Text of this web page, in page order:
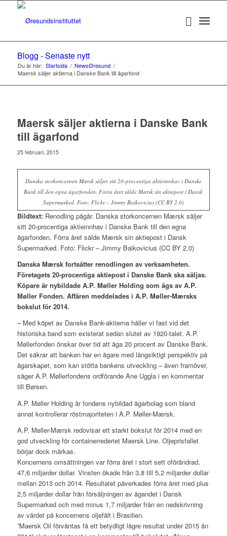
Blogg - Senaste nytt
Du är här: Startsida / NewsØresund /
Maersk säljer aktierna i Danske Bank till ägarfond
Maersk säljer aktierna i Danske Bank
till ägarfond
25 februari, 2015
Danska storkoncernen Mærsk säljer sitt 20-procentiga aktieinnhav i Danske
Bank till den egna ägarfonden. Förra året sålde Mærsk sin aktiepost i Dansk
Supermarked. Foto: Flickr – Jimmy Baikovicius (CC BY 2.0)
Bildtext:Renodling pågår. Danska storkoncernen Mærsk säljer
sitt 20-procentiga aktieinnhav i Danske Bank till den egna
ägarfonden. Förra året sålde Mærsk sin aktiepost i Dansk
Supermarked. Foto: Flickr – Jimmy Baikovicius (CC BY 2.0)
Danska Mærsk fortsätter renodlingen av verksamheten.
Företagets 20-procentiga aktiepost i Danske Bank ska säljas.
Köpare är nybildade A.P. Møller Holding som ägs av A.P.
Møller Fonden. Affären meddelades i A.P. Møller-Mærsks
bokslut för 2014.
– Med köpet av Danske Bank-aktierna håller vi fast vid det
historiska band som existerat sedan slutet av 1920-talet. A.P.
Møllerfonden önskar över tid att äga 20 procent av Danske Bank.
Det säkrar att banken har en ägare med långsiktigt perspektiv på
ägarskapet, som kan stötta bankens utveckling – även framöver,
säger A.P. Møllerfondens ordförande Ane Uggla i en kommentar
till Børsen.
A.P. Møller Holding är fondens nybildad ägarbolag som bland
annat kontrollerar röstmajoriteten i A.P. Møller-Mærsk.
A.P. Møller-Mærsk redovisar ett starkt bokslut för 2014 med en
god utveckling för containerrederiet Maersk Line. Oljeprisfallet
börjar dock märkas.
Koncernens omsättningen var förra året i stort sett oförändrad,
47,6 miljarder dollar. Vinsten ökade från 3,8 till 5,2 miljarder dollar
mellan 2013 och 2014. Resultatet påverkades förra året med plus
2,5 miljarder dollar från försäljningen av ägandet i Dansk
Supermarked och med minus 1,7 miljarder från en nedskrivning
av värdet på koncernens oljefält i Brasilien.
”Maersk Oil förväntas få ett betydligt lägre resultat under 2015 än